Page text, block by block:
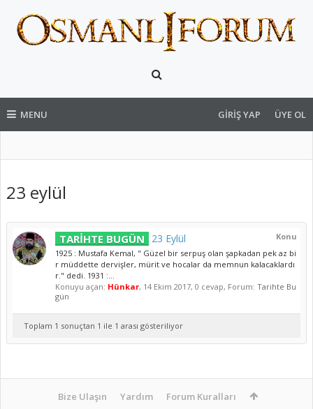
MENU GIRIŞ YAP ÜYE OL
23 eylül
Konu
TARİHTE BUGÜN 23 Eylül
1925 : Mustafa Kemal, " Güzel bir serpuş olan şapkadan pek az bi
r müddette dervişler, mürit ve hocalar da memnun kalacaklardı
r." dedi. 1931 :...
Konuyu açan: Hünkar, 14 Ekim 2017, 0 cevap, Forum: Tarihte Bu
gün
Toplam 1 sonuçtan 1 ile 1 arası gösteriliyor
Bize Ulaşın Yardım Forum Kuralları